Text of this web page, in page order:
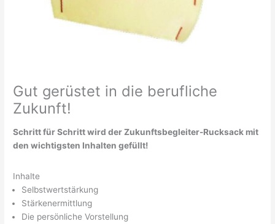
Gut gerüstet in die berufliche
Zukunft!
Schritt für Schritt wird der Zukunftsbegleiter-Rucksack mit
den wichtigsten Inhalten gefüllt!
Inhalte
Selbstwertstärkung
Stärkenermittlung
Die persönliche Vorstellung